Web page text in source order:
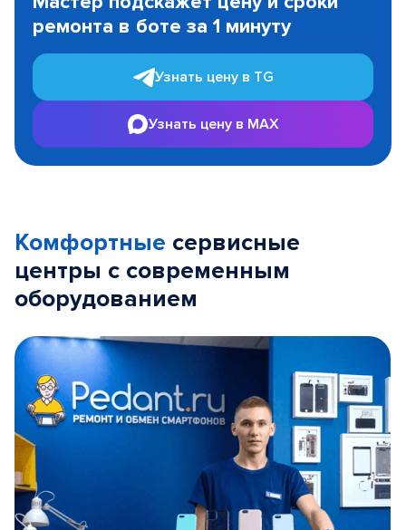
ремонта в боте за 1 минуту
Узнать цену в TG
Узнать цену в MAX
Комфортные сервисные
центры с современным
оборудованием